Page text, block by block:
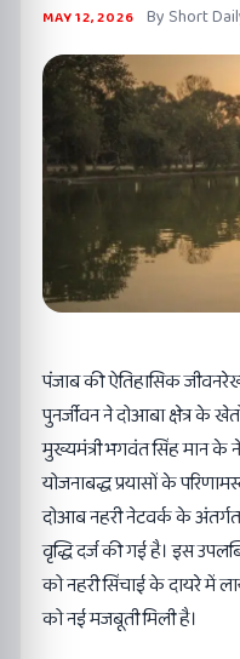
MAY 12, 2026 By Short
पंजाब की ऐतिहासिक
पुनर्जीवन ने दोआबा क्षेत्र के
मुख्यमंत्री भगवंत सिंह मान के
योजनाबद्ध प्रयासों के
दोआब नहरी नेटवर्क के
वृद्धि दर्ज की गई है। इस
को नहरी सिंचाई के दायरे में
को नई मजबूती मिली है।